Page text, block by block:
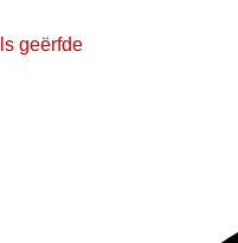
geërfde